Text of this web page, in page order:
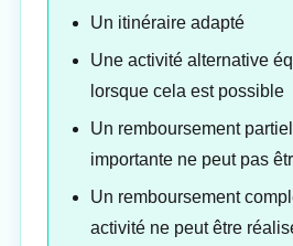
Un itinéraire adapté
Une activité alternative
lorsque cela est possible
Un remboursement
importante ne peut pas
Un remboursement
activité ne peut être